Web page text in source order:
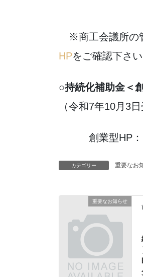
※商工会議所の
HPをご確認下さい
○持続化補助金＜
（令和7年10月3日
創業型HP：
カテゴリー 重要なお
重要なお知らせ